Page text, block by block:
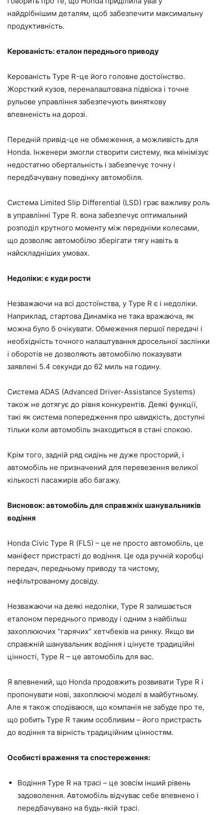
найдрібнішим деталям, щоб забезпечити максимальну
продуктивність.
Керованість: еталон переднього приводу
Керованість Type R-це його головне достоїнство.
Жорсткий кузов, переналаштована підвіска і точне
рульове управління забезпечують виняткову
впевненість на дорозі.
Передній привід-це не обмеження, а можливість для
Honda. Інженери змогли створити систему, яка мінімізує
недостатню обертальність і забезпечує точну і
передбачувану поведінку автомобіля.
Система Limited Slip Differential (LSD) грає важливу роль
в управлінні Type R. вона забезпечує оптимальний
розподіл крутного моменту між передніми колесами,
що дозволяє автомобілю зберігати тягу навіть в
найскладніших умовах.
Недоліки: є куди рости
Незважаючи на всі достоїнства, у Type R є і недоліки.
Наприклад, стартова Динаміка не така вражаюча, як
можна було б очікувати. Обмеження першої передачі і
необхідність точного налаштування дросельної заслінки
і оборотів не дозволяють автомобілю показувати
заявлені 5.4 секунди до 62 миль на годину.
Система ADAS (Advanced Driver-Assistance Systems)
також не дотягує до рівня конкурентів. Деякі функції,
такі як система попередження про швидкість, доступні
тільки коли автомобіль знаходиться в стані спокою.
Крім того, задній ряд сидінь не дуже просторий, і
автомобіль не призначений для перевезення великої
кількості пасажирів або багажу.
Висновок: автомобіль для справжніх шанувальників
водіння
Honda Civic Type R (FL5) – це не просто автомобіль, це
маніфест пристрасті до водіння. Це ода ручній коробці
передач, передньому приводу та чистому,
нефільтрованому досвіду.
Незважаючи на деякі недоліки, Type R залишається
еталоном переднього приводу і одним з найбільш
захоплюючих “гарячих” хетчбеків на ринку. Якщо ви
справжній шанувальник водіння і цінуєте традиційні
цінності, Type R – це автомобіль для вас.
Я впевнений, що Honda продовжить розвивати Type R і
пропонувати нові, захоплюючі моделі в майбутньому.
Але я також сподіваюся, що компанія не забуде про те,
що робить Type R таким особливим – його пристрасть
до водіння та вірність традиційним цінностям.
Особисті враження та спостереження:
Водіння Type R на трасі – це зовсім інший рівень
задоволення. Автомобіль відчуває себе впевнено і
передбачувано на будь-якій трасі.